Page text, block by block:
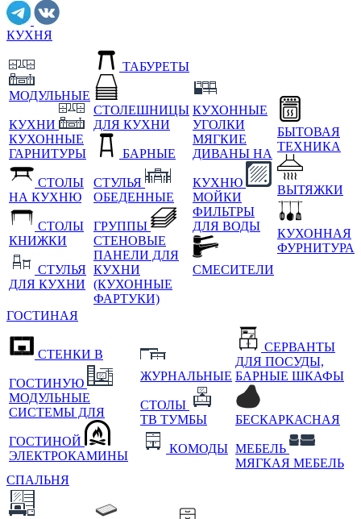
КУХНЯ
МОДУЛЬНЫЕ
КУХНИ
КУХОННЫЕ
ГАРНИТУРЫ
СТОЛЫ
НА КУХНЮ
СТОЛЫ
КНИЖКИ
СТУЛЬЯ
ДЛЯ КУХНИ
ТАБУРЕТЫ
СТОЛЕШНИЦЫ
ДЛЯ КУХНИ
БАРНЫЕ
СТУЛЬЯ
ОБЕДЕННЫЕ
ГРУППЫ
СТЕНОВЫЕ
ПАНЕЛИ ДЛЯ
КУХНИ
(КУХОННЫЕ
ФАРТУКИ)
КУХОННЫЕ
УГОЛКИ
МЯГКИЕ
ДИВАНЫ НА
КУХНЮ
МОЙКИ
ФИЛЬТРЫ
ДЛЯ ВОДЫ
СМЕСИТЕЛИ
БЫТОВАЯ
ТЕХНИКА
ВЫТЯЖКИ
КУХОННАЯ
ФУРНИТУРА
ГОСТИНАЯ
СТЕНКИ В
ГОСТИНУЮ
МОДУЛЬНЫЕ
СИСТЕМЫ ДЛЯ
ГОСТИНОЙ
ЭЛЕКТРОКАМИНЫ
ЖУРНАЛЬНЫЕ
СТОЛЫ
ТВ ТУМБЫ
КОМОДЫ
СЕРВАНТЫ
ДЛЯ ПОСУДЫ,
БАРНЫЕ ШКАФЫ
БЕСКАРКАСНАЯ
МЕБЕЛЬ
МЯГКАЯ МЕБЕЛЬ
СПАЛЬНЯ